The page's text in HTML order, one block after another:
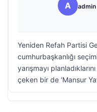
A admin
Yeniden Refah Partisi
cumhurbaşkanlığı
yarışmayı
çeken bir de ‘Mansur